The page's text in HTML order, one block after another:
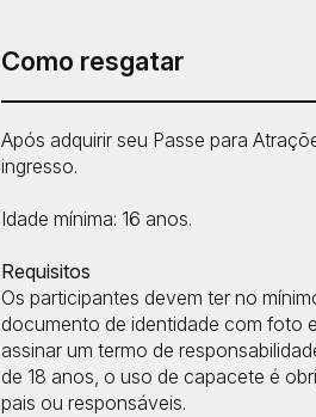
Como resgatar
Após adquirir seu Passe para
ingresso.
Idade mínima: 16 anos.
Requisitos
Os participantes devem ter no
documento de identidade com foto
assinar um termo de
de 18 anos, o uso de capacete é
pais ou responsáveis.